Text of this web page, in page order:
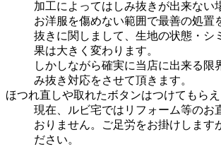
加工によってはしみ抜きが出来ない
お洋服を傷めない範囲で最善の処置
抜きに関しまして、生地の状態・シ
果は大きく変わります。
しかしながら確実に当店に出来る限
み抜き対応をさせて頂きます。
ほつれ直しや取れたボタンはつけてもらえ
現在、ルビ宅ではリフォーム等のお
おりません。ご足労をお掛けします
ださい。